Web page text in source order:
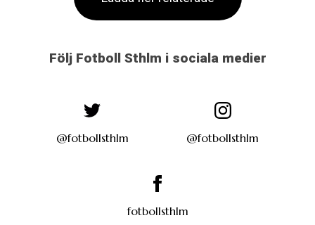
Följ Fotboll Sthlm i sociala medier
@fotbollsthlm @fotbollsthlm
fotbollsthlm